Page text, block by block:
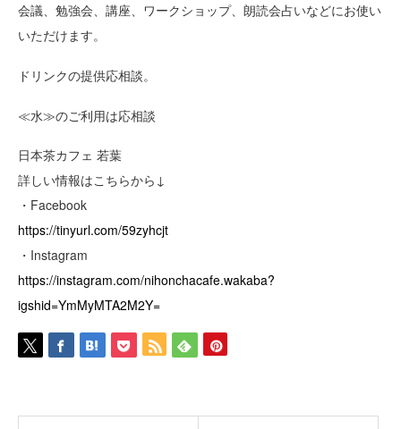
会議、勉強会、講座、ワークショップ、朗読会占いなどにお使い
いただけます。
ドリンクの提供応相談。
≪水≫のご利用は応相談
日本茶カフェ 若葉
詳しい情報はこちらから↓
・Facebook
https://tinyurl.com/59zyhcjt
・Instagram
https://instagram.com/nihonchacafe.wakaba?
igshid=YmMyMTA2M2Y=